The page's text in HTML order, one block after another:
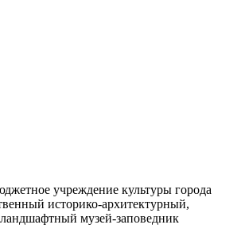
учреждение культуры города
историко-архитектурный,
музей-заповедник